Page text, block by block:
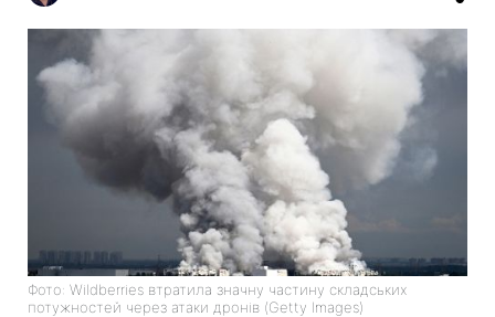
Фото: Wildberries втратила значну частину складських
потужностей через атаки дронів (Getty Images)